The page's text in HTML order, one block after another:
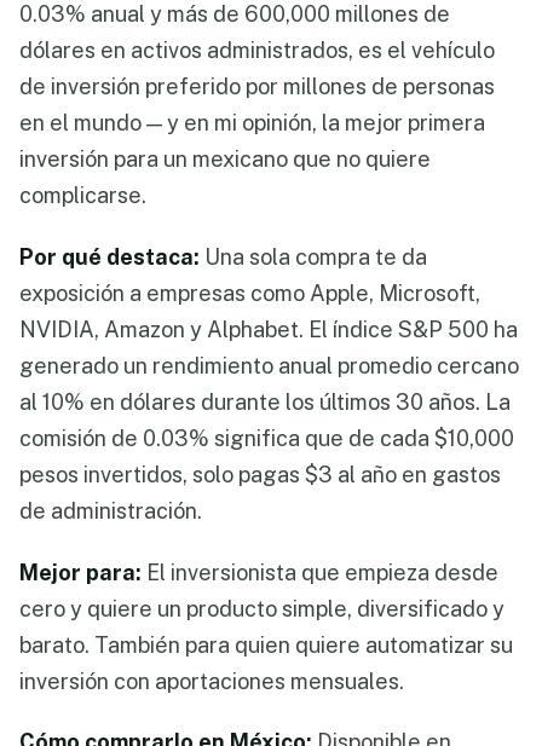
0.03% anual y más de 600,000 millones de
dólares en activos administrados, es el vehículo
de inversión preferido por millones de personas
en el mundo — y en mi opinión, la mejor primera
inversión para un mexicano que no quiere
complicarse.
Por qué destaca: Una sola compra te da
exposición a empresas como Apple, Microsoft,
NVIDIA, Amazon y Alphabet. El índice S&P 500 ha
generado un rendimiento anual promedio cercano
al 10% en dólares durante los últimos 30 años. La
comisión de 0.03% significa que de cada $10,000
pesos invertidos, solo pagas $3 al año en gastos
de administración.
Mejor para: El inversionista que empieza desde
cero y quiere un producto simple, diversificado y
barato. También para quien quiere automatizar su
inversión con aportaciones mensuales.